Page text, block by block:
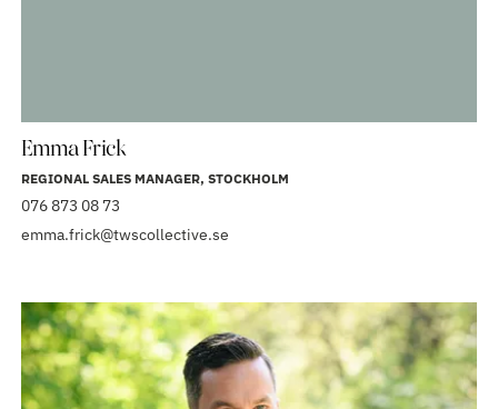
Emma Frick
REGIONAL SALES MANAGER, STOCKHOLM
076 873 08 73
emma.frick@twscollective.se